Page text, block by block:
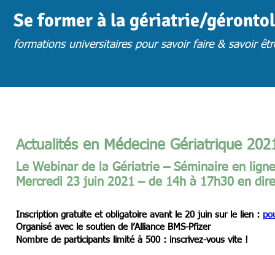
Se former à la gériatrie/
formations universitaires pour savoir faire & savoir
Actualités en Médecine Gériatrique
Le Webinar de la Gériatrie – Séminaire en ligne
Mercredi 23 juin 2021 – de 14h à 17h30 en
Inscription gratuite et obligatoire avant le 20 juin sur le lien :
Organisé avec le soutien de l’Alliance BMS-Pfizer
Nombre de participants limité à 500 : inscrivez-vous vite !